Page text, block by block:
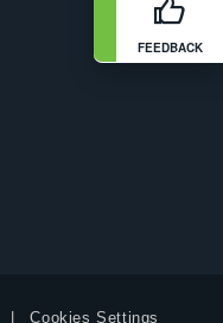
FEEDBACK
Cookies Settings